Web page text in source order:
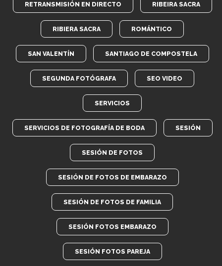
RETRANSMISIÓN EN DIRECTO RIBEIRA SACRA
RIBIERA SACRA ROMÁNTICO
SAN VALENTÍN SANTIAGO DE COMPOSTELA
SEGUNDA FOTÓGRAFA SEO VIDEO
SERVICIOS
SERVICIOS DE FOTOGRAFÍA DE BODA SESIÓN
SESIÓN DE FOTOS
SESIÓN DE FOTOS DE EMBARAZO
SESIÓN DE FOTOS DE FAMILIA
SESIÓN FOTOS EMBARAZO
SESIÓN FOTOS PAREJA